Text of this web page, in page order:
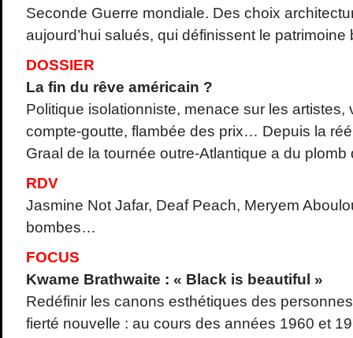
Seconde Guerre mondiale. Des choix
aujourd’hui salués, qui définissent le patrimoine
DOSSIER
La fin du rêve américain ?
Politique isolationniste, menace sur les artistes,
compte-goutte, flambée des prix… Depuis la
Graal de la tournée outre-Atlantique a du plomb
RDV
Jasmine Not Jafar, Deaf Peach, Meryem
bombes…
FOCUS
Kwame Brathwaite : « Black is beautiful »
Redéfinir les canons esthétiques des
fierté nouvelle : au cours des années 1960 et